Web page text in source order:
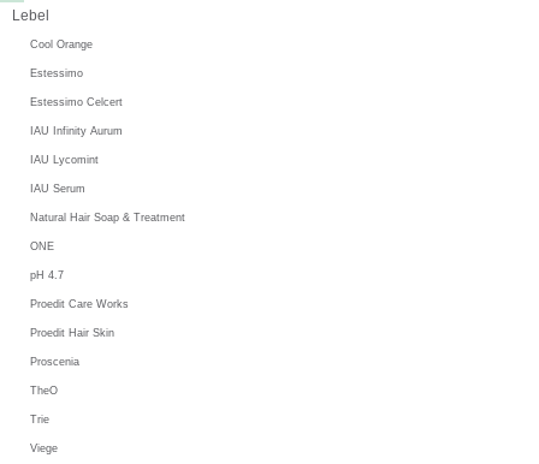
Lebel
Cool Orange
Estessimo
Estessimo Celcert
IAU Infinity Aurum
IAU Lycomint
IAU Serum
Natural Hair Soap & Treatment
ONE
pH 4.7
Proedit Care Works
Proedit Hair Skin
Proscenia
TheO
Trie
Viege